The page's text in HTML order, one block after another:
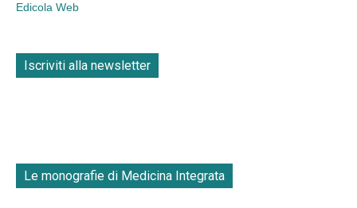
Edicola Web
Iscriviti alla newsletter
Le monografie di Medicina Integrata